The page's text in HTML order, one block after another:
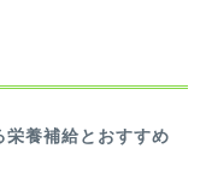
栄養補給とおすすめ